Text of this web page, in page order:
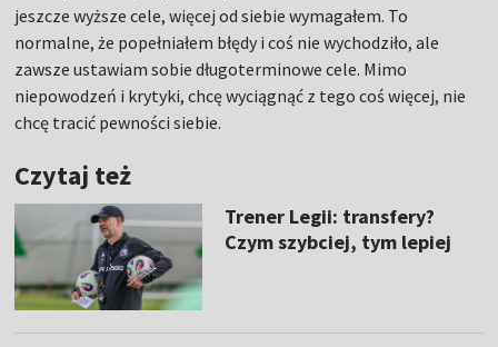
jeszcze wyższe cele, więcej od siebie wymagałem. To
normalne, że popełniałem błędy i coś nie wychodziło, ale
zawsze ustawiam sobie długoterminowe cele. Mimo
niepowodzeń i krytyki, chcę wyciągnąć z tego coś więcej, nie
chcę tracić pewności siebie.
Czytaj też
Trener Legii: transfery?
Czym szybciej, tym lepiej